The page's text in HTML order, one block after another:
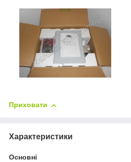
Приховати
Характеристики
Основні